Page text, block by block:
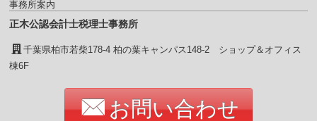
事務所案内
正木公認会計士税理士事務所
千葉県柏市若柴178-4 柏の葉キャンパス148-2 ショップ＆オフィス
棟6F
お問い合わせ